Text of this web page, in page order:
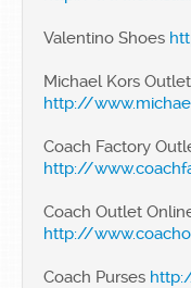
Valentino Shoes
Michael Kors Outlet
http://
Coach Factory
http://
Coach Outlet
http://
Coach Purses